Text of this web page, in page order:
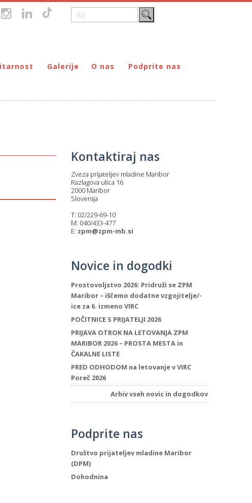
– Društvo prijateljev mladine Maribor
Galerije O nas
Poslanstvo
Prostovoljci
Transparentnost delovanja
Podprite nas
DONIRAJ – za pravne osebe
Kontaktiraj nas
Zveza prijateljev mladine Maribor
Razlagova ulica 16
2000 Maribor
Slovenija
T: 02/229-69-10
M: 040/433-477
E: zpm@zpm-mb.si
Novice in dogodki
Prostovoljstvo 2026: Pridruži se ZPM
Maribor – iščemo dodatne vzgojitelje/-
ice za 6. izmeno VIRC
POČITNICE S PRIJATELJI 2026
PRIJAVA OTROK NA LETOVANJA ZPM
MARIBOR 2026 – PROSTA MESTA in
ČAKALNE LISTE
PRED ODHODOM na letovanje v VIRC
Poreč 2026
Arhiv vseh novic in dogodkov
Podprite nas
Društvo prijateljev mladine Maribor
(DPM)
Dohodnina